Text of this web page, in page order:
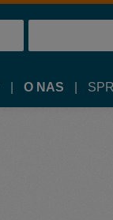
O NAS